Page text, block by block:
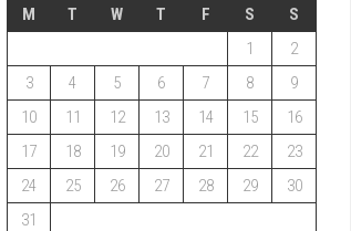
M
T W T F S
S
1
2
3
4 5 6 7 8
9
10
11 12 13 14 15
16
17
18 19 20 21 22
23
24
25 26 27 28 29
30
31